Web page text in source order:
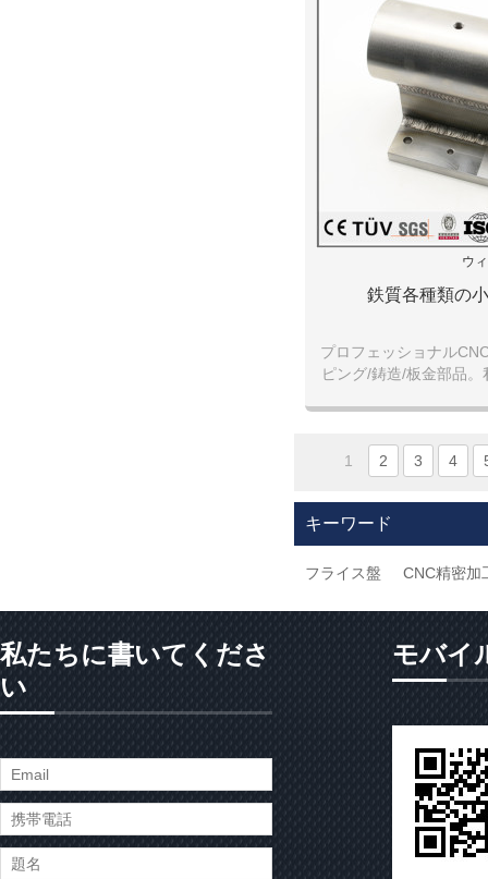
ウ
鉄質各種類の
プロフェッショナル
ピング/鋳造/板金部品
す。
1 2 3 4
キーワード
フライス盤 CNC精密加
私たちに書いてくださ
い
モバイ